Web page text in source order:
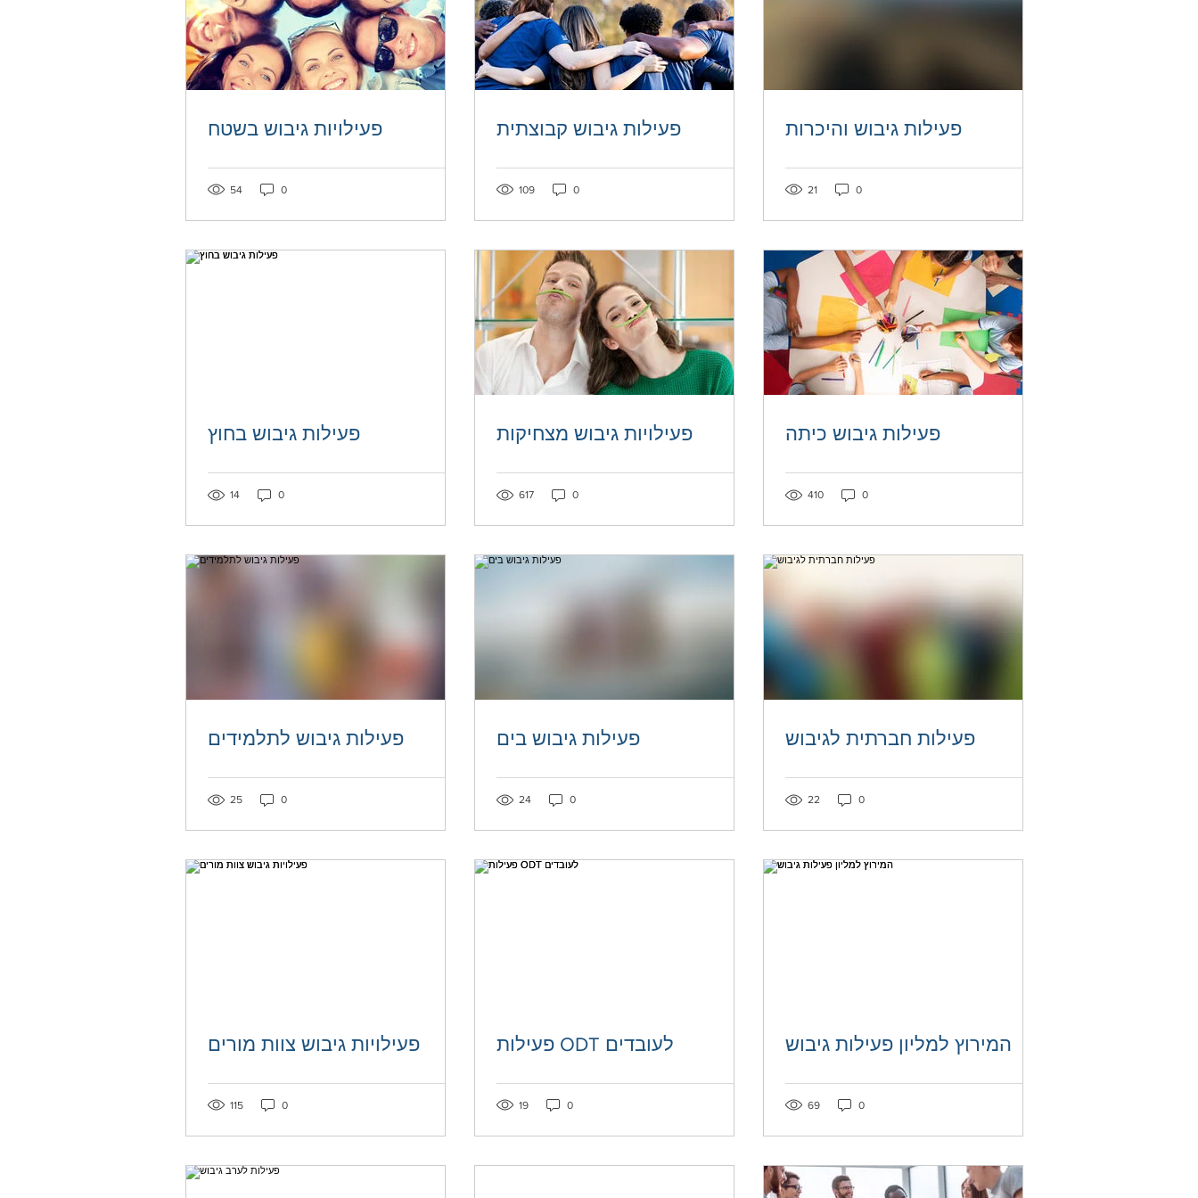
פעילויות גיבוש בשטח
54 0 Post not marked as liked
פעילות גיבוש קבוצתית
109 0 Post not marked as liked
פעילות גיבוש והיכרות
21 0
פעילות גיבוש בחוץ
14 0 Post not marked as liked
פעילויות גיבוש מצחיקות
617 0 Post not marked as liked
פעילות גיבוש כיתה
410 0
פעילות גיבוש לתלמידים
25 0 Post not marked as liked
פעילות גיבוש בים
24 0 Post not marked as liked
פעילות חברתית לגיבוש
22 0
פעילויות גיבוש צוות מורים
115 0 Post not marked as liked
פעילות ODT לעובדים
19 0 Post not marked as liked
המירוץ למליון פעילות גיבוש
69 0